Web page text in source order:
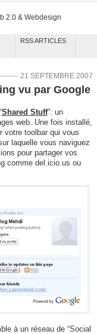
2.0 & Webdesign
RSS ARTICLES
21 SEPTEMBRE 2007
vu par Google
Shared Stuff”: un
web. Une fois installé,
votre toolbar qui vous
laquelle vous naviguez
pour partager vos
comme del.icio.us ou
à un réseau de “Social